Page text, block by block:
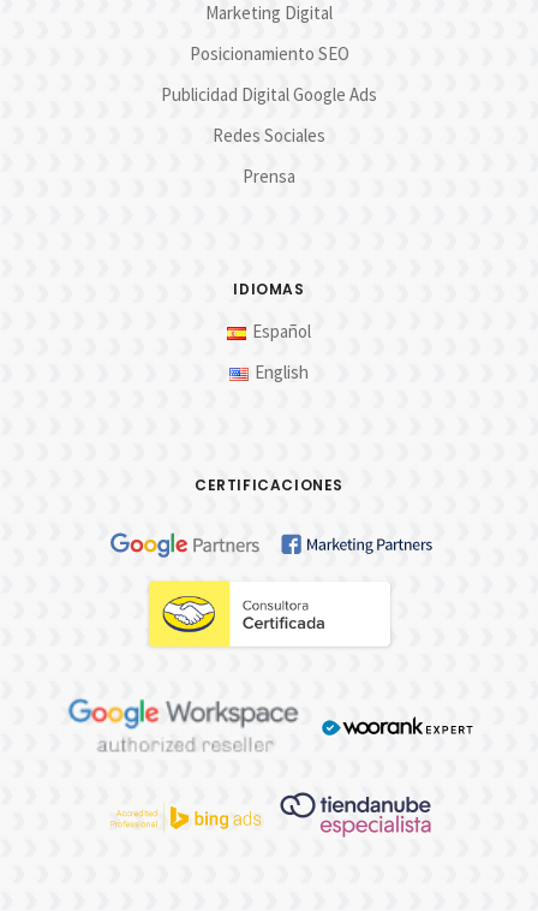
Marketing Digital
Posicionamiento SEO
Publicidad Digital Google Ads
Redes Sociales
Prensa
IDIOMAS
Español
English
CERTIFICACIONES